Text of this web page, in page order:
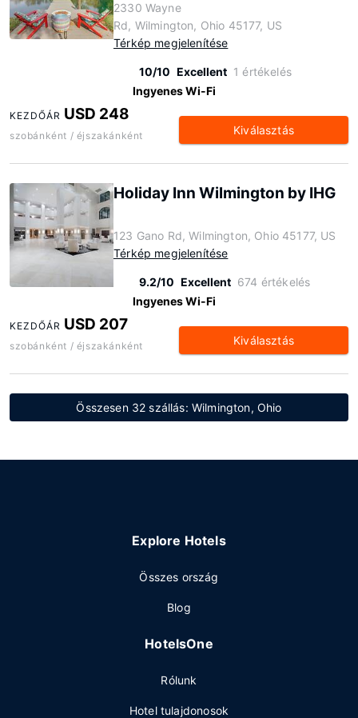
2330 Wayne
Rd, Wilmington, Ohio 45177, US
Térkép megjelenítése
10/10 Excellent 1 értékelés
Ingyenes Wi-Fi
KEZDŐÁR USD 248
szobánként / éjszakánként Kiválasztás
Holiday Inn Wilmington by IHG
123 Gano Rd, Wilmington, Ohio 45177, US
Térkép megjelenítése
9.2/10 Excellent 674 értékelés
Ingyenes Wi-Fi
KEZDŐÁR USD 207
szobánként / éjszakánként Kiválasztás
Összesen 32 szállás: Wilmington, Ohio
Explore Hotels
Összes ország
Blog
HotelsOne
Rólunk
Hotel tulajdonosok